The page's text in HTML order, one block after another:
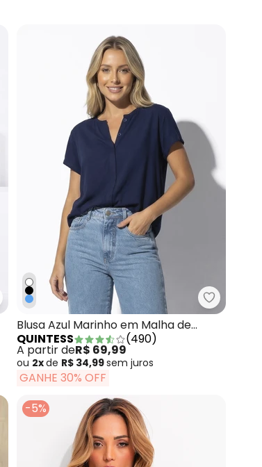
- Blazer Preto em Moletinho
Quintess
Blusa Azul Marinho em Malha de
Algodão
QUINTESS (490)
A partir deR$ 69,99
ou 2xde R$ 34,99sem juros
GANHE 30% OFF
-5%